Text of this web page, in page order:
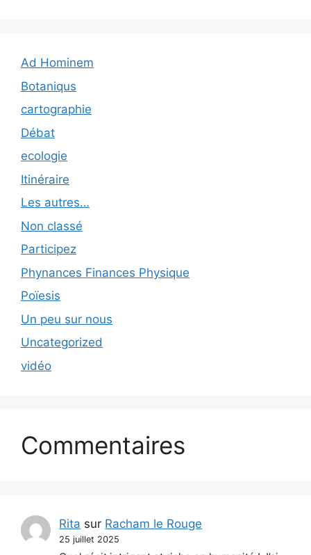
Ad Hominem
Botaniqus
cartographie
Débat
ecologie
Itinéraire
Les autres…
Non classé
Participez
Phynances Finances Physique
Poïesis
Un peu sur nous
Uncategorized
vidéo
Commentaires
Rita sur Racham le Rouge
25 juillet 2025